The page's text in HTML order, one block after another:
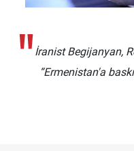
İranist Begijanyan,
“Ermenistan'a